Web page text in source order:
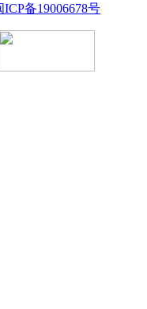
ICP备19006678号